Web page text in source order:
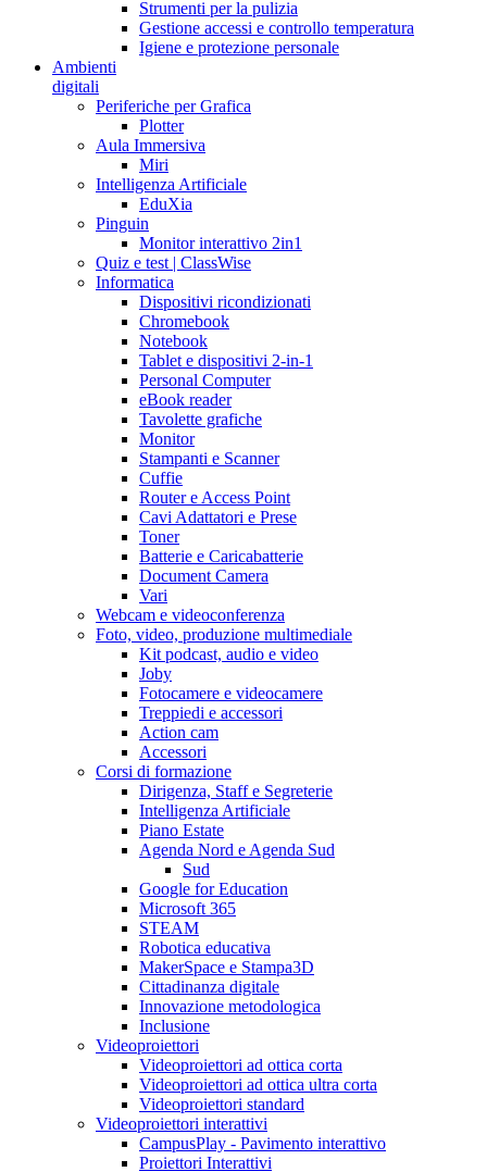
Strumenti per la pulizia
Gestione accessi e controllo temperatura
Igiene e protezione personale
Ambienti
digitali
Periferiche per Grafica
Plotter
Aula Immersiva
Miri
Intelligenza Artificiale
EduXia
Pinguin
Monitor interattivo 2in1
Quiz e test | ClassWise
Informatica
Dispositivi ricondizionati
Chromebook
Notebook
Tablet e dispositivi 2-in-1
Personal Computer
eBook reader
Tavolette grafiche
Monitor
Stampanti e Scanner
Cuffie
Router e Access Point
Cavi Adattatori e Prese
Toner
Batterie e Caricabatterie
Document Camera
Vari
Webcam e videoconferenza
Foto, video, produzione multimediale
Kit podcast, audio e video
Joby
Fotocamere e videocamere
Treppiedi e accessori
Action cam
Accessori
Corsi di formazione
Dirigenza, Staff e Segreterie
Intelligenza Artificiale
Piano Estate
Agenda Nord e Agenda Sud
Sud
Google for Education
Microsoft 365
STEAM
Robotica educativa
MakerSpace e Stampa3D
Cittadinanza digitale
Innovazione metodologica
Inclusione
Videoproiettori
Videoproiettori ad ottica corta
Videoproiettori ad ottica ultra corta
Videoproiettori standard
Videoproiettori interattivi
CampusPlay - Pavimento interattivo
Proiettori Interattivi